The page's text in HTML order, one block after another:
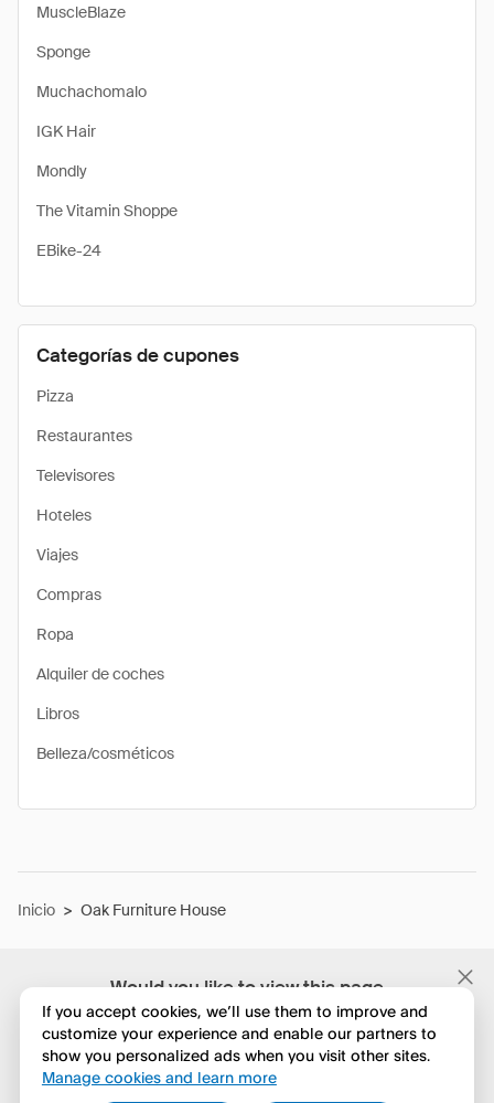
Would you like to view this page
in English?
No, seguir navegando
MuscleBlaze
Sponge
Muchachomalo
IGK Hair
Mondly
The Vitamin Shoppe
EBike-24
Categorías de cupones
Pizza
Restaurantes
Televisores
Hoteles
Viajes
Compras
Ropa
Alquiler de coches
Libros
Belleza/cosméticos
Inicio > Oak Furniture House
If you accept cookies, we’ll use them to improve and
customize your experience and enable our partners to
show you personalized ads when you visit other sites.
Manage cookies and learn more